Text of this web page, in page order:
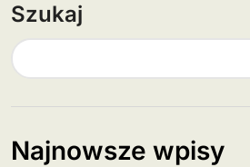
Szukaj
Najnowsze wpisy